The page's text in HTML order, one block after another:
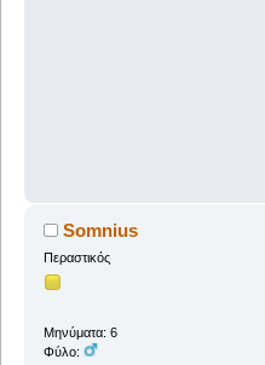
Somnius
Περαστικός
Μηνύματα: 6
Φύλο: